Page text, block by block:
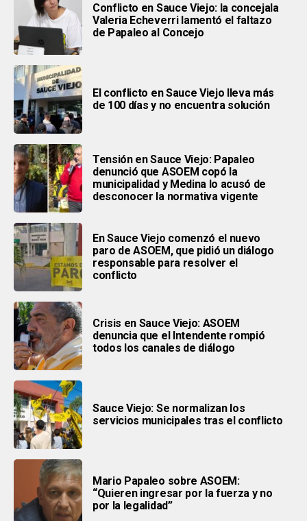
Conflicto en Sauce Viejo: la concejala
Valeria Echeverri lamentó el faltazo
de Papaleo al Concejo
El conflicto en Sauce Viejo lleva más
de 100 días y no encuentra solución
Tensión en Sauce Viejo: Papaleo
denunció que ASOEM copó la
municipalidad y Medina lo acusó de
desconocer la normativa vigente
En Sauce Viejo comenzó el nuevo
paro de ASOEM, que pidió un diálogo
responsable para resolver el
conflicto
Crisis en Sauce Viejo: ASOEM
denuncia que el Intendente rompió
todos los canales de diálogo
Sauce Viejo: Se normalizan los
servicios municipales tras el conflicto
Mario Papaleo sobre ASOEM:
“Quieren ingresar por la fuerza y no
por la legalidad”